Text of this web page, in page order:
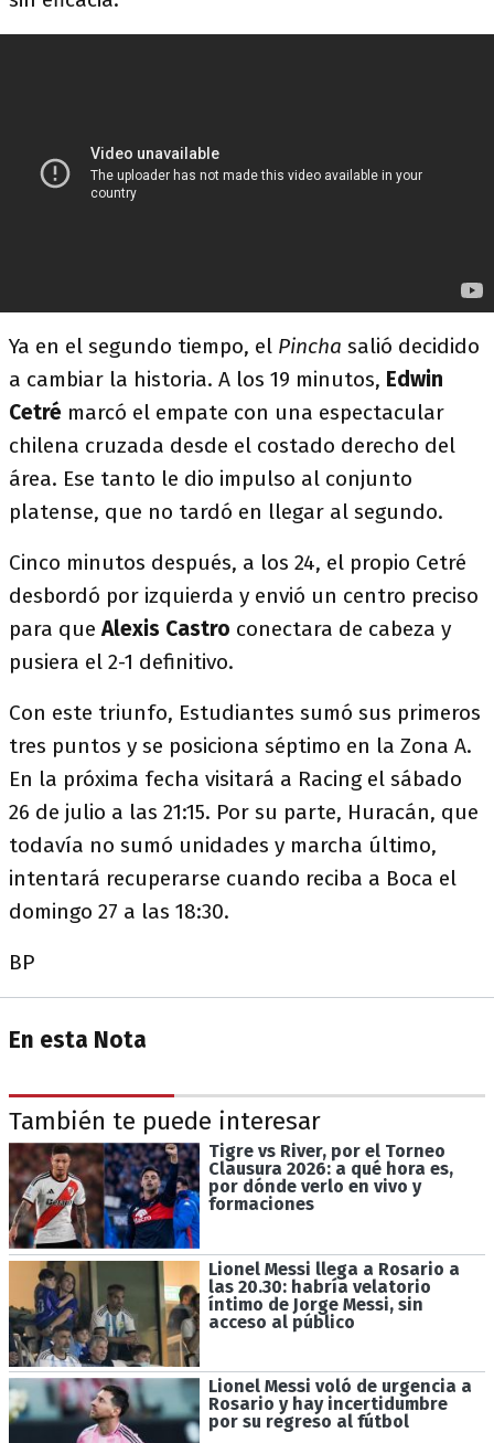
Ya en el segundo tiempo, el Pincha salió decidido
a cambiar la historia. A los 19 minutos, Edwin
Cetré marcó el empate con una espectacular
chilena cruzada desde el costado derecho del
área. Ese tanto le dio impulso al conjunto
platense, que no tardó en llegar al segundo.
Cinco minutos después, a los 24, el propio Cetré
desbordó por izquierda y envió un centro preciso
para que Alexis Castro conectara de cabeza y
pusiera el 2-1 definitivo.
Con este triunfo, Estudiantes sumó sus primeros
tres puntos y se posiciona séptimo en la Zona A.
En la próxima fecha visitará a Racing el sábado
26 de julio a las 21:15. Por su parte, Huracán, que
todavía no sumó unidades y marcha último,
intentará recuperarse cuando reciba a Boca el
domingo 27 a las 18:30.
BP
En esta Nota
También te puede interesar
Tigre vs River, por el Torneo
Clausura 2026: a qué hora es,
por dónde verlo en vivo y
formaciones
Lionel Messi llega a Rosario a
las 20.30: habría velatorio
íntimo de Jorge Messi, sin
acceso al público
Lionel Messi voló de urgencia a
Rosario y hay incertidumbre
por su regreso al fútbol